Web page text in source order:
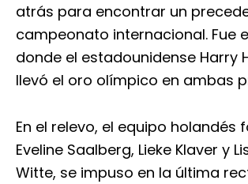
atrás para encontrar un
campeonato internacional. Fue
donde el estadounidense Harry
llevó el oro olímpico en ambas
En el relevo, el equipo holandés
Eveline Saalberg, Lieke Klaver y
Witte, se impuso en la última